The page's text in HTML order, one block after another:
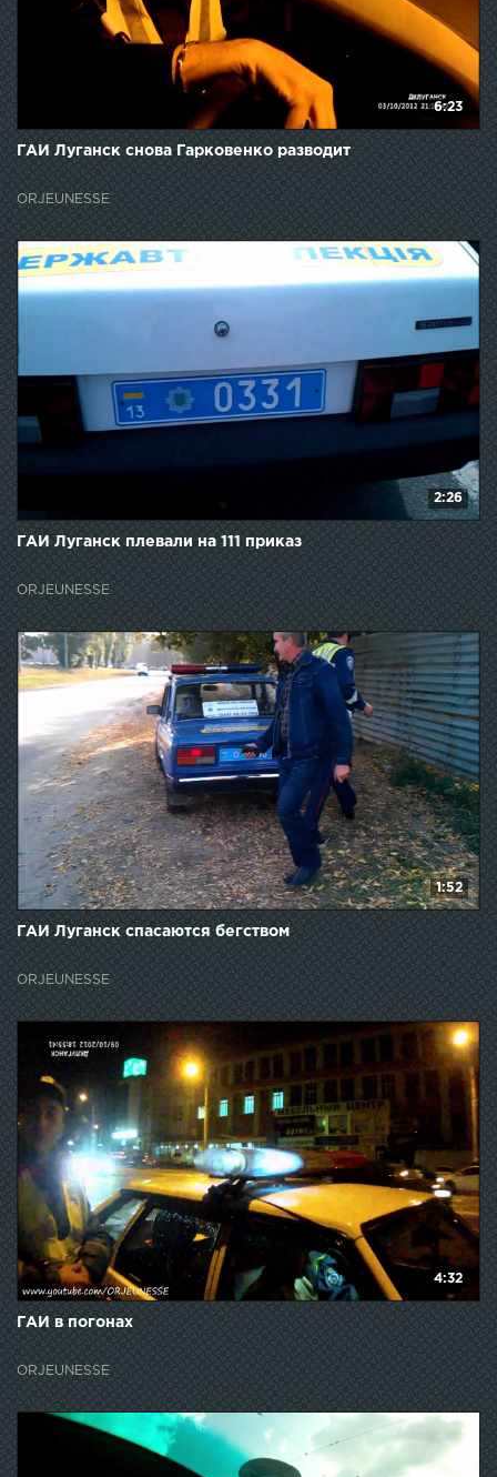
6:23
ГАИ Луганск снова Гарковенко разводит
ORJEUNESSE
2:26
ГАИ Луганск плевали на 111 приказ
ORJEUNESSE
1:52
ГАИ Луганск спасаются бегством
ORJEUNESSE
4:32
ГАИ в погонах
ORJEUNESSE